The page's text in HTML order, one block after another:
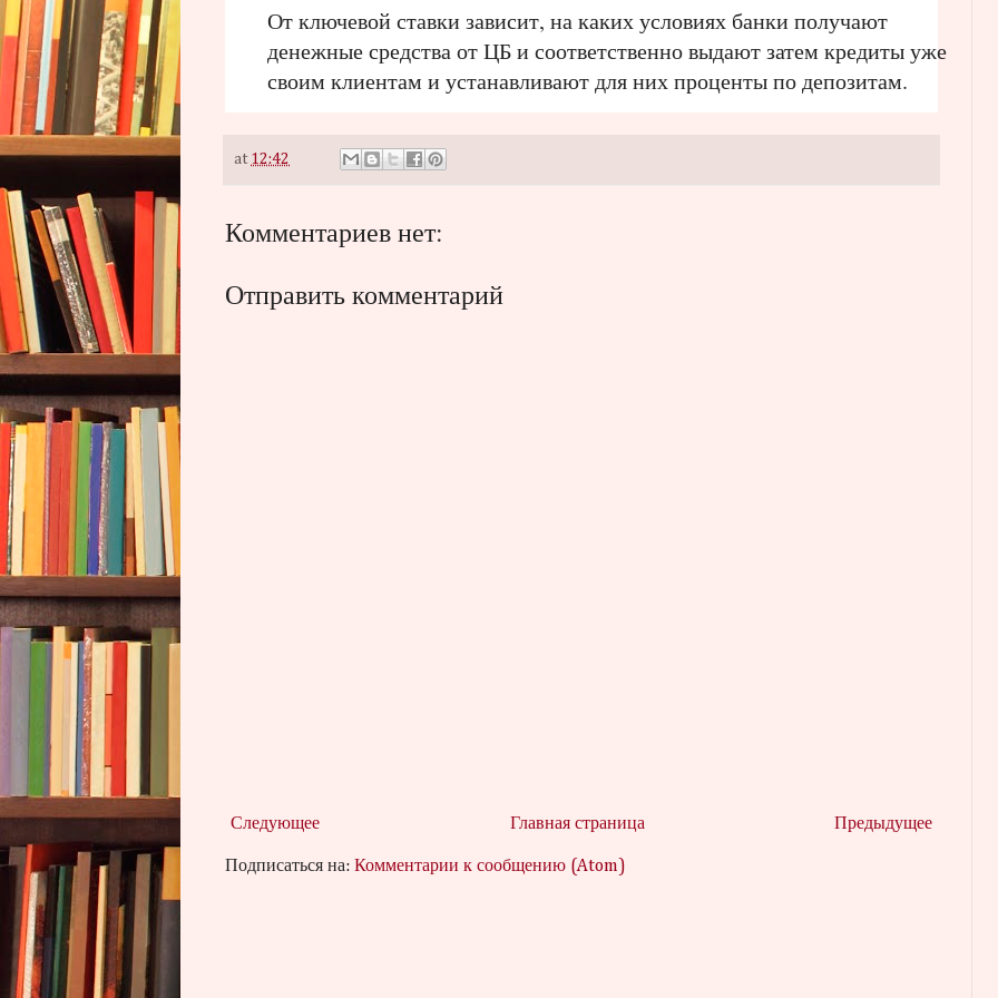
От ключевой ставки зависит, на каких условиях банки получают
денежные средства от ЦБ и соответственно выдают затем кредиты уже
своим клиентам и устанавливают для них проценты по депозитам.
at 12:42
Комментариев нет:
Отправить комментарий
Следующее Предыдущее
Главная страница
Подписаться на: Комментарии к сообщению (Atom)